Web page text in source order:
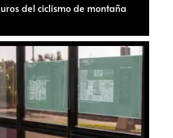
del ciclismo de montaña